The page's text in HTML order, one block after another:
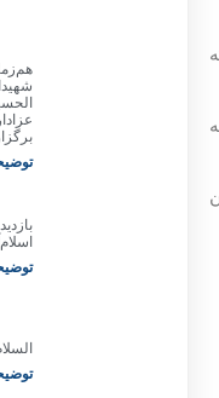
رجایی و باهنر است که در ۸ شهریور سال ۶۰ به